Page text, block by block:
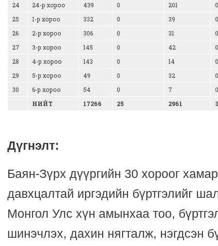
24
24-р хороо 439 0 201
0
25
1-р хороо 332 0 39
0
26
2-р хороо 306 0 31
0
27
3-р хороо 145 0 42
0
28
4-р хороо 143 0 14
0
29
5-р хороо 49 0 32
0
30
6-р хороо 54 0 7
0
НИЙТ
17266 25 2961
Дүгнэлт:
Баян-Зүрх дүүргийн 30 хороог
давхцалтай иргэдийн бүртгэлийг
Монгол Улс хүн амынхаа тоо,
шинэчлэх, дахин нягталж, нэгдсэн